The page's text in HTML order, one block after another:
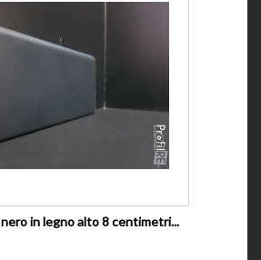
in legno alto 8 centimetri...